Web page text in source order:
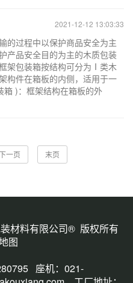
2021-12-12 13:03:33
的过程中以保护商品安全为主
产品安全目的为主的木质包装
架包装箱按结构可分为Ⅰ类木
构件在箱板的内侧，适用于一
)：框架结构在箱板的外
一页 末页
材料有限公司® 版权所有
图
座机：021-